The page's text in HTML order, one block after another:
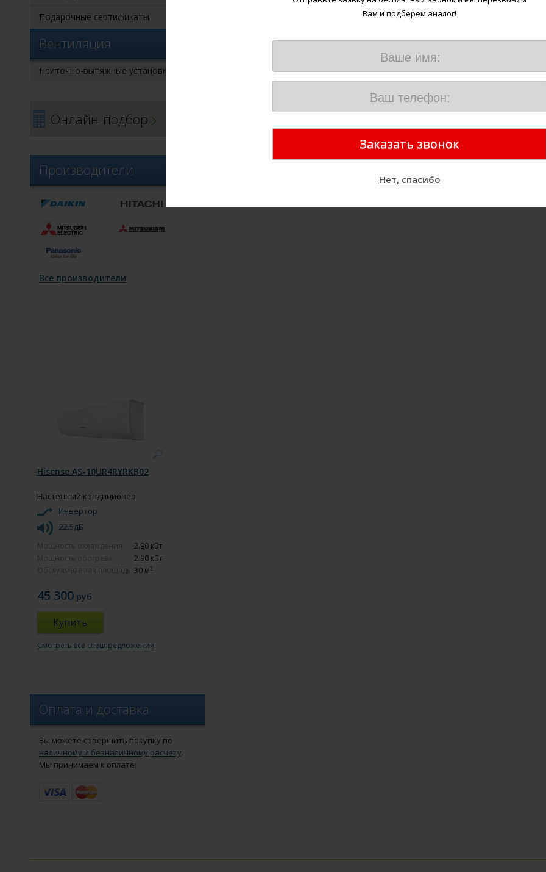
Вам и подберем аналог!
Нет, спасибо
Подарочные сертификаты
Вентиляция
Приточно-вытяжные установки
Сравнить Купить
Онлайн-подбор
Производители
Все производители
Hisense AS-10UR4RYRKB02
Настенный кондиционер
Инвертор
22.5дБ
2.90 кВт
2.90 кВт
30 м2
45 300руб
Купить
Смотреть все спецпредложения
Оплата и доставка
Вы можете совершить покупку по
наличному и безналичному расчету.
Мы принимаем к оплате: